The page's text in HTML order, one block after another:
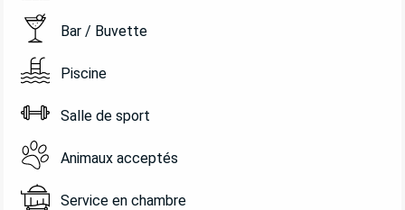
Bar / Buvette
Piscine
Salle de sport
Animaux acceptés
Service en chambre